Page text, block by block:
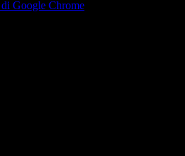
Google Chrome